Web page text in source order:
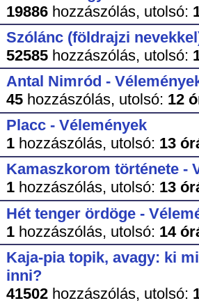
19886hozzászólás, utolsó:
Szólánc (földrajzi
52585hozzászólás, utolsó:
Antal Nimród -
45hozzászólás, utolsó: 12
Placc - Vélemények
1hozzászólás, utolsó: 13
Kamaszkorom története -
1hozzászólás, utolsó: 13
Hét tenger ördöge -
1hozzászólás, utolsó: 14
Kaja-pia topik, avagy: ki
inni?
41502hozzászólás, utolsó: